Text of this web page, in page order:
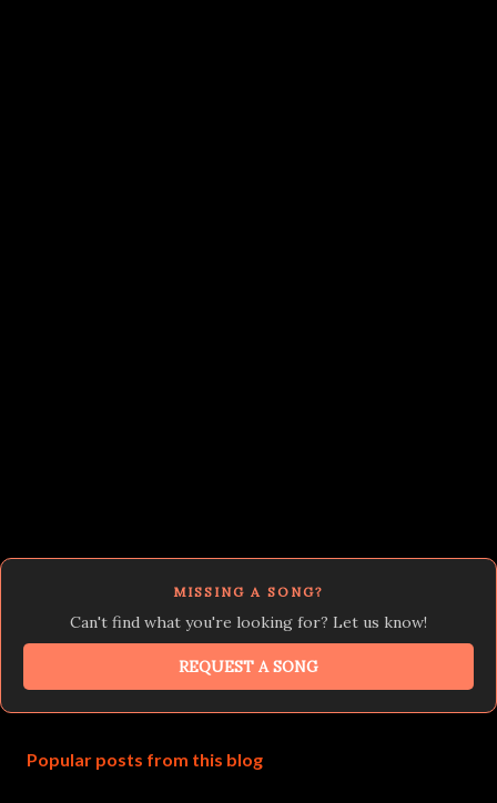
MISSING A SONG?
Can't find what you're looking for? Let us know!
REQUEST A SONG
Popular posts from this blog